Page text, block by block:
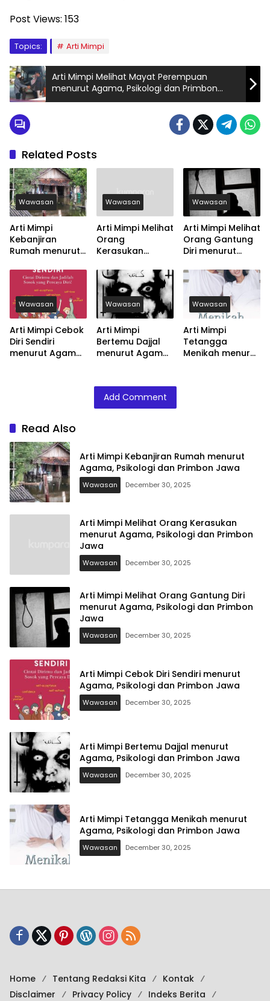
Post Views: 153
Topics: Arti Mimpi
Arti Mimpi Melihat Mayat Perempuan
menurut Agama, Psikologi dan Primbon
Jawa
Related Posts
Wawasan
Arti Mimpi
Kebanjiran
Rumah menurut
dan Primbon
Jawa
Wawasan
Arti Mimpi Melihat
Orang
Kerasukan
Psikologi dan
Primbon Jawa
Wawasan
Arti Mimpi Melihat
Orang Gantung
Diri menurut
dan Primbon
Jawa
Wawasan
Arti Mimpi Cebok
Diri Sendiri
menurut Agama,
Wawasan
Arti Mimpi
Bertemu Dajjal
menurut Agama,
Wawasan
Arti Mimpi
Tetangga
Menikah menurut
Add Comment
Read Also
Arti Mimpi Kebanjiran Rumah menurut
Agama, Psikologi dan Primbon Jawa
Wawasan December 30, 2025
Arti Mimpi Melihat Orang Kerasukan
menurut Agama, Psikologi dan Primbon
Jawa
Wawasan December 30, 2025
Arti Mimpi Melihat Orang Gantung Diri
menurut Agama, Psikologi dan Primbon
Jawa
Wawasan December 30, 2025
Arti Mimpi Cebok Diri Sendiri menurut
Agama, Psikologi dan Primbon Jawa
Wawasan December 30, 2025
Arti Mimpi Bertemu Dajjal menurut
Agama, Psikologi dan Primbon Jawa
Wawasan December 30, 2025
Arti Mimpi Tetangga Menikah menurut
Agama, Psikologi dan Primbon Jawa
Wawasan December 30, 2025
Home Tentang Redaksi Kita
Kontak
Disclaimer
Privacy Policy Indeks Berita